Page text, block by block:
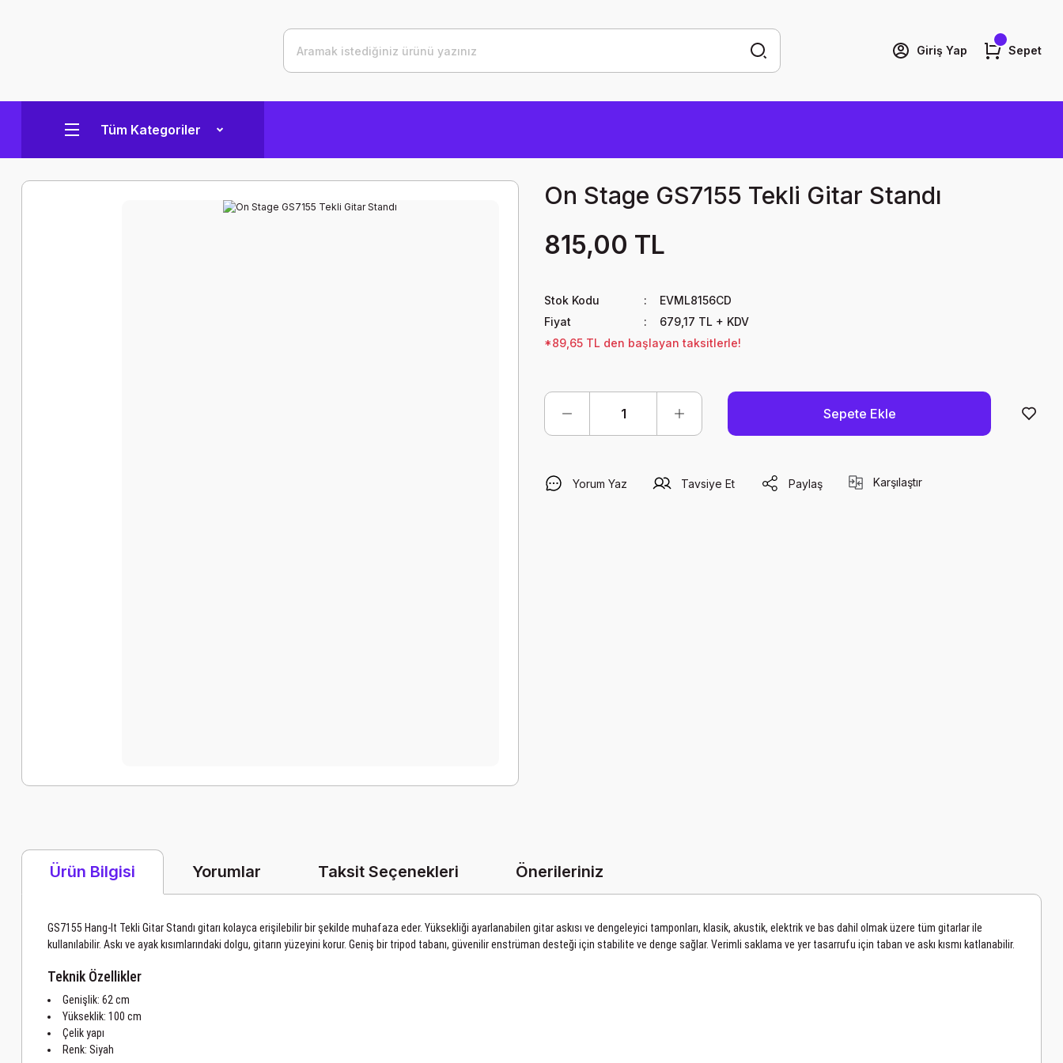
Giriş Yap Sepet
Tüm Kategoriler
On Stage GS7155 Tekli Gitar Standı
815,00 TL
Stok Kodu
EVML8156CD
Fiyat
679,17 TL + KDV
*89,65 TL den başlayan taksitlerle!
Sepete Ekle
Yorum Yaz Tavsiye Et Paylaş Karşılaştır
Ürün Bilgisi Yorumlar Taksit Seçenekleri Önerileriniz
GS7155 Hang-It Tekli Gitar Standı gitarı kolayca erişilebilir bir şekilde muhafaza eder. Yüksekliği ayarlanabilen gitar askısı ve dengeleyici tamponları, klasik, akustik, elektrik ve bas dahil olmak üzere tüm gitarlar ile
kullanılabilir. Askı ve ayak kısımlarındaki dolgu, gitarın yüzeyini korur. Geniş bir tripod tabanı, güvenilir enstrüman desteği için stabilite ve denge sağlar. Verimli saklama ve yer tasarrufu için taban ve askı kısmı katlanabilir.
Teknik Özellikler
Genişlik: 62 cm
Yükseklik: 100 cm
Çelik yapı
Renk: Siyah